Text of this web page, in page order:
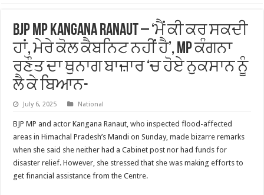
BJP MP Kangana Ranaut – ‘ਮੈਂ ਕੀ ਕਰ ਸਕਦੀ
ਹਾਂ, ਮੇਰੇ ਕੋਲ ਕੈਬਨਿਟ ਨਹੀਂ ਹੈ’, MP ਕੰਗਨਾ
ਰਣੌਤ ਦਾ ਥੁਨਾਗ ਬਾਜ਼ਾਰ ‘ਚ ਹੋਏ ਨੁਕਸਾਨ ਨੂੰ
ਲੈ ਕੇ ਬਿਆਨ-
July 6, 2025 National
BJP MP and actor Kangana Ranaut, who inspected flood-affected
areas in Himachal Pradesh’s Mandi on Sunday, made bizarre remarks
when she said she neither had a Cabinet post nor had funds for
disaster relief. However, she stressed that she was making efforts to
get financial assistance from the Centre.